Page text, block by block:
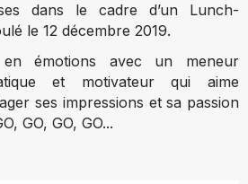
dans le cadre d’un Lunch-
le 12 décembre 2019.
émotions avec un meneur
et motivateur qui aime
ses impressions et sa passion
GO, GO, GO...